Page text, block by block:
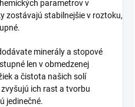
parametrov v
zostávajú stabilnejšie v roztoku,
minerály a stopové
len v obmedzenej
a čistota našich solí
ich rast a tvorbu
jedinečné.